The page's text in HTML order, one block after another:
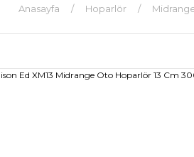
Anasayfa Hoparlör